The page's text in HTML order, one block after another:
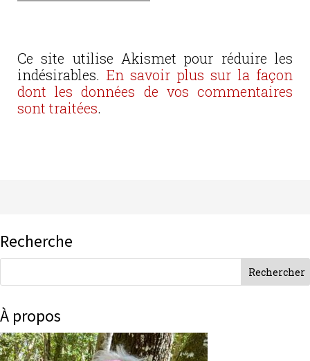
Ce site utilise Akismet pour réduire les
indésirables. En savoir plus sur la façon
dont les données de vos commentaires
sont traitées.
Recherche
À propos